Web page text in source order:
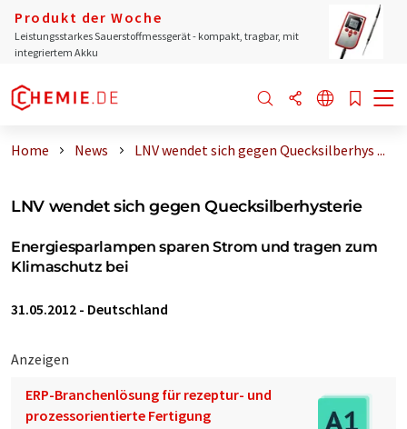
Produkt der Woche
Leistungsstarkes Sauerstoffmessgerät - kompakt, tragbar, mit
integriertem Akku
Home News LNV wendet sich gegen Quecksilberhys ...
LNV wendet sich gegen Quecksilberhysterie
Energiesparlampen sparen Strom und tragen zum
Klimaschutz bei
31.05.2012 - Deutschland
Anzeigen
ERP-Branchenlösung für rezeptur- und
prozessorientierte Fertigung